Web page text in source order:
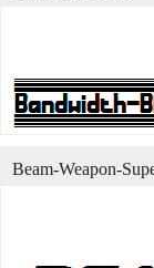
Beam-Weapon-